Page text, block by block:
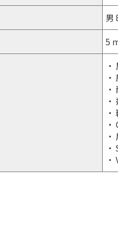
男
5
•
•
•
•
•
•
•
•
•